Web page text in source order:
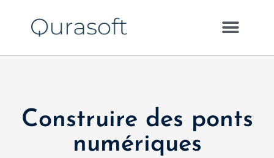
Construire des ponts
numériques